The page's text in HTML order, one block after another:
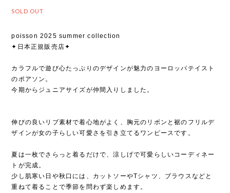
SOLD OUT
poisson 2025 summer collection
✦日本正規販売店✦
カラフルで遊び心たっぷりのデザインが魅力のヨーロッパテイスト
のポアソン。
今期からジュニアサイズが仲間入りしました。
伸びの良いリブ素材で着心地がよく、胸元のリボンと裾のフリルデ
ザインが女の子らしい可愛さを引き立てるワンピースです。
夏は一枚でさらっと着るだけで、涼しげで可愛らしいコーディネー
トが完成。
少し肌寒い日や秋口には、カットソーやTシャツ、ブラウスなどと
重ねて着ることで季節を問わず楽しめます。